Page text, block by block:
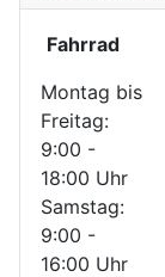
Fahrrad
Montag bis
Freitag:
9:00 -
18:00 Uhr
Samstag:
9:00 -
16:00 Uhr